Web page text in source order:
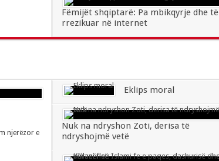
Fëmijët shqiptarë: Pa mbikqyrje dhe të
rrezikuar në internet
njerëzor e
Eklips moral
Nuk na ndryshon Zoti, derisa të
ndryshojmë vetë